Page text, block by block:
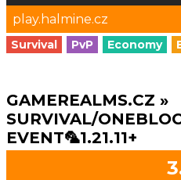
play.halmine.cz
Survival PvP Economy
GAMEREALMS.CZ »
SURVIVAL/
EVENT🦜1.21.11+